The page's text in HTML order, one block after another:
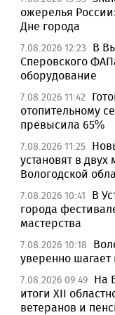
ожерелья
Дне города
7.08.2026 12:23
В
Сперовского
оборудование
7.08.2026 11:42
отопительному
превысила 65%
7.08.2026 11:25
установят в
Вологодской
7.08.2026 10:41
В
города
мастерства
7.08.2026 10:18
уверенно
7.08.2026 09:49 На
итоги XII
ветеранов и